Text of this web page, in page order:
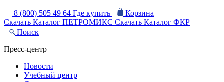
8 (800) 505 49 64 Где купить
Корзина
Скачать Каталог ПЕТРОМИКС Скачать Каталог ФКР
Поиск
Пресс-центр
Новости
Учебный центр